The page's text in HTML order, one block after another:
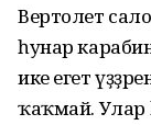
Вертолет
һунар
ике егет
ҡаҡмай. Улар